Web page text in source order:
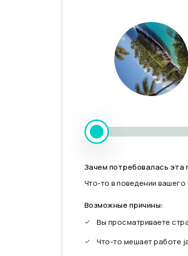
Зачем потребовалась эта
Что-то в поведении
Возможные причины:
Вы просматриваете
Что-то мешает работе